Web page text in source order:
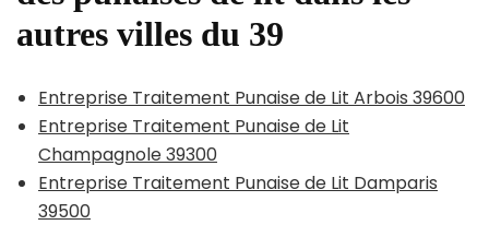
autres villes du 39
Entreprise Traitement Punaise de Lit Arbois 39600
Entreprise Traitement Punaise de Lit
Champagnole 39300
Entreprise Traitement Punaise de Lit Damparis
39500